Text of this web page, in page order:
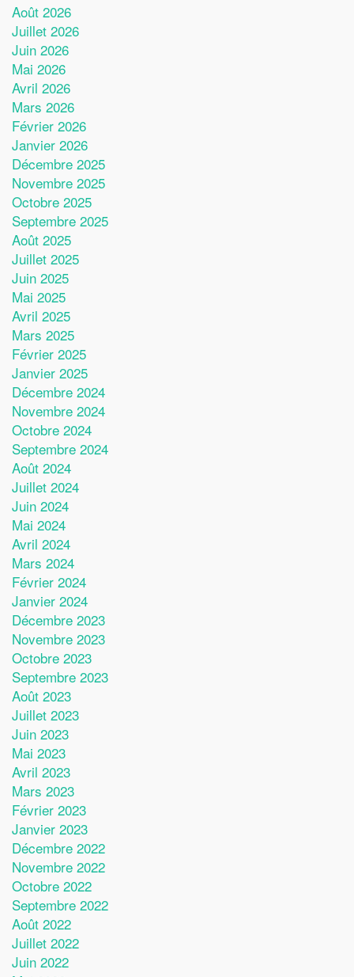
Août 2026
Juillet 2026
Juin 2026
Mai 2026
Avril 2026
Mars 2026
Février 2026
Janvier 2026
Décembre 2025
Novembre 2025
Octobre 2025
Septembre 2025
Août 2025
Juillet 2025
Juin 2025
Mai 2025
Avril 2025
Mars 2025
Février 2025
Janvier 2025
Décembre 2024
Novembre 2024
Octobre 2024
Septembre 2024
Août 2024
Juillet 2024
Juin 2024
Mai 2024
Avril 2024
Mars 2024
Février 2024
Janvier 2024
Décembre 2023
Novembre 2023
Octobre 2023
Septembre 2023
Août 2023
Juillet 2023
Juin 2023
Mai 2023
Avril 2023
Mars 2023
Février 2023
Janvier 2023
Décembre 2022
Novembre 2022
Octobre 2022
Septembre 2022
Août 2022
Juillet 2022
Juin 2022